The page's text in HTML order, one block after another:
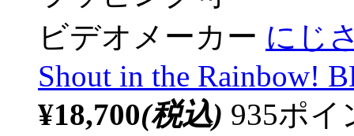
ビデオメーカー にじ
Shout in the Rainbow!
¥18,700(税込) 935ポ